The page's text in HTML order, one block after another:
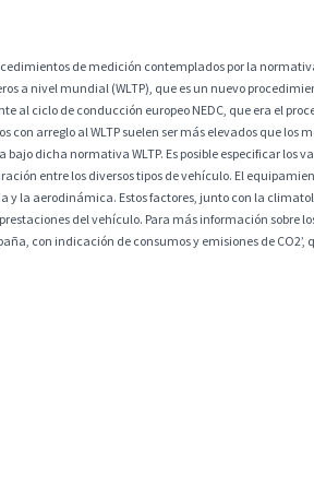
de medición contemplados por la
a nivel mundial (WLTP), que es un nuevo
al ciclo de conducción europeo NEDC, que era el
arreglo al WLTP suelen ser más elevados que los
dicha normativa WLTP. Es posible especificar los
entre los diversos tipos de vehículo. El
y la aerodinámica. Estos factores, junto con la
del vehículo. Para más información sobre
con indicación de consumos y emisiones de CO2’,